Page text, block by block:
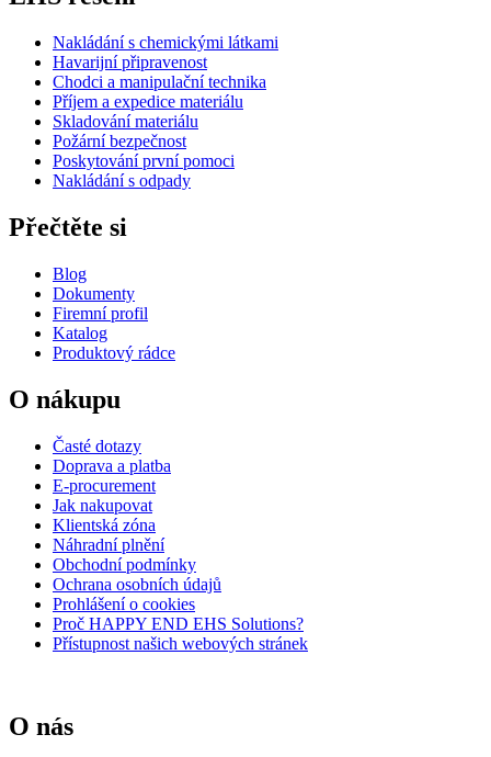
Nakládání s chemickými látkami
Havarijní připravenost
Chodci a manipulační technika
Příjem a expedice materiálu
Skladování materiálu
Požární bezpečnost
Poskytování první pomoci
Nakládání s odpady
Přečtěte si
Blog
Dokumenty
Firemní profil
Katalog
Produktový rádce
O nákupu
Časté dotazy
Doprava a platba
E-procurement
Jak nakupovat
Klientská zóna
Náhradní plnění
Obchodní podmínky
Ochrana osobních údajů
Prohlášení o cookies
Proč HAPPY END EHS Solutions?
Přístupnost našich webových stránek
O nás